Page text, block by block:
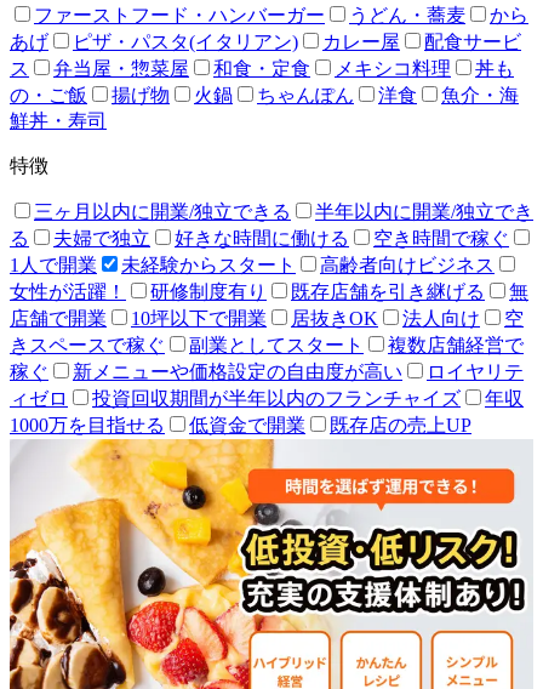
ファーストフード・ハンバーガー
うどん・蕎麦
から
あげ
ピザ・パスタ(イタリアン) カレー屋
配食サービ
ス
弁当屋・惣菜屋 和食・定食 メキシコ料理
丼も
の・ご飯
揚げ物 火鍋 ちゃんぽん 洋食
魚介・海
鮮丼・寿司
特徴
三ヶ月以内に開業/独立できる
半年以内に開業/独立でき
る
夫婦で独立 好きな時間に働ける
空き時間で稼ぐ
1人で開業
未経験からスタート
高齢者向けビジネス
女性が活躍！
研修制度有り 既存店舗を引き継げる
無
店舗で開業
10坪以下で開業 居抜きOK 法人向け
空
きスペースで稼ぐ
副業としてスタート
複数店舗経営で
稼ぐ
新メニューや価格設定の自由度が高い
ロイヤリテ
ィゼロ
投資回収期間が半年以内のフランチャイズ
年収
1000万を目指せる
低資金で開業 既存店の売上UP